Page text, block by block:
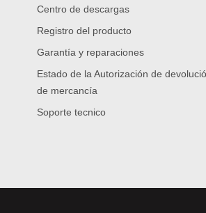
Centro de descargas
Registro del producto
Garantía y reparaciones
Estado de la Autorización de
de mercancía
Soporte tecnico